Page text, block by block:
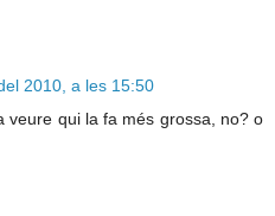
2010, a les 15:50
veure qui la fa més grossa, no? o